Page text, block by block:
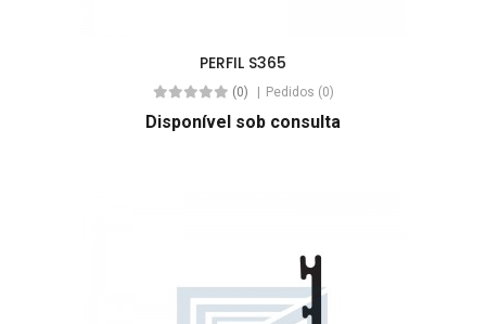
PERFIL S365
(0) Pedidos (0)
Disponível sob consulta